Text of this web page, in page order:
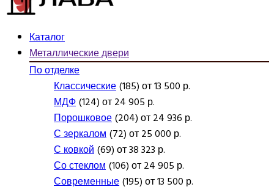
Каталог
Металлические двери
По отделке
Классические(185) от 13 500 р.
МДФ(124) от 24 905 р.
Порошковое(204) от 24 936 р.
С зеркалом(72) от 25 000 р.
С ковкой(69) от 38 323 р.
Со стеклом(106) от 24 905 р.
Современные(195) от 13 500 р.